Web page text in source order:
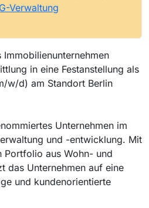
Verwaltung
Immobilienunternehmen
in eine Festanstellung als
w/d) am Standort Berlin
Unternehmen im
und -entwicklung. Mit
Portfolio aus Wohn- und
das Unternehmen auf eine
und kundenorientierte